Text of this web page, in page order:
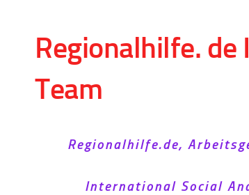
Regionalhilfe. de
Team
Regionalhilfe.de,
International Social